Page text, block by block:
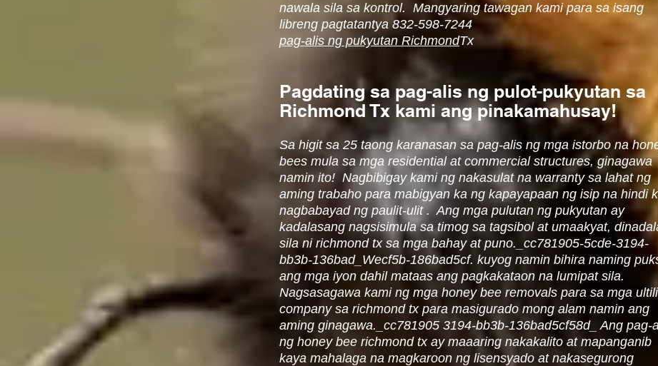
nawala sila sa kontrol. Mangyaring tawagan kami para sa isang
libreng pagtatantya 832-598-7244
pag-alis ng pukyutan RichmondTx
Pagdating sa pag-alis ng pulot-pukyutan sa
Richmond Tx kami ang pinakamahusay!
Sa higit sa 25 taong karanasan sa pag-alis ng mga istorbo na
bees mula sa mga residential at commercial structures, ginagawa
namin ito! Nagbibigay kami ng nakasulat na warranty sa lahat ng
aming trabaho para mabigyan ka ng kapayapaan ng isip na hindi
nagbabayad ng paulit-ulit . Ang mga pulutan ng pukyutan ay
kadalasang nagsisimula sa timog sa tagsibol at umaakyat,
sila ni richmond tx sa mga bahay at puno._cc781905-5cde-3194-
bb3b-136bad_Wecf5b-186bad5cf. kuyog namin bihira naming
ang mga iyon dahil mataas ang pagkakataon na lumipat sila.
Nagsasagawa kami ng mga honey bee removals para sa mga
company sa richmond tx para masigurado mong alam namin ang
aming ginagawa._cc781905 3194-bb3b-136bad5cf58d_ Ang pag-
ng honey bee richmond tx ay maaaring nakakalito at mapanganib
kaya mahalaga na magkaroon ng lisensyado at nakasegurong